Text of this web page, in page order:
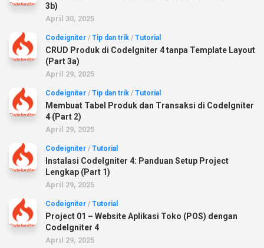
3b)
April 30, 2025
Codeigniter / Tip dan trik / Tutorial
CRUD Produk di CodeIgniter 4 tanpa Template Layout
(Part 3a)
April 29, 2025
Codeigniter / Tip dan trik / Tutorial
Membuat Tabel Produk dan Transaksi di CodeIgniter
4 (Part 2)
April 29, 2025
Codeigniter / Tutorial
Instalasi CodeIgniter 4: Panduan Setup Project
Lengkap (Part 1)
April 29, 2025
Codeigniter / Tutorial
Project 01 – Website Aplikasi Toko (POS) dengan
CodeIgniter 4
April 29, 2025